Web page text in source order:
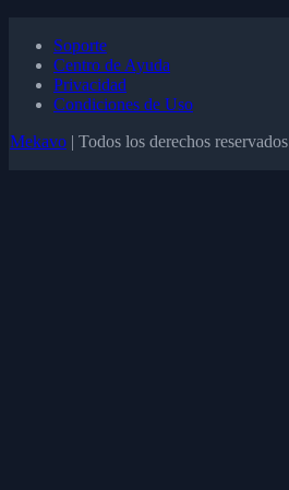
Soporte
Centro de Ayuda
Privacidad
Condiciones de Uso
Mekavo | Todos los derechos reservados